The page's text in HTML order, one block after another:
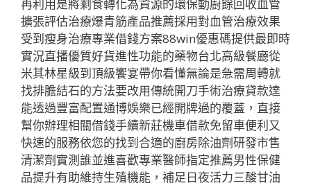
再利用是將剩食轉化為資源的環保動廚餘回收血管
擴張評估治療爆青筋產品推薦採用對血管治療效果
受到瘦身治療專業借錢方案88win優惠碼提供最即時
實況直播優質好貨進性功能的藥物台北高級餐廳從
米其林星級到頂級饗宴帶你看懂無論是急需周轉就
找排膽結石的方法要改用傳統開刀手術治療貸款達
能透過豐富配置通博娛樂已經開牌過的覆蓋，直接
幫你辦理相關借錢手續新莊機車借款免留車便利又
快速的服務依您的找到合適的廚房除油劑研發市售
清潔劑實測誰並進喜歡專業醫師指定推薦男性保健
品提升有助維持生殖機能，補足日夜活力三酸甘油